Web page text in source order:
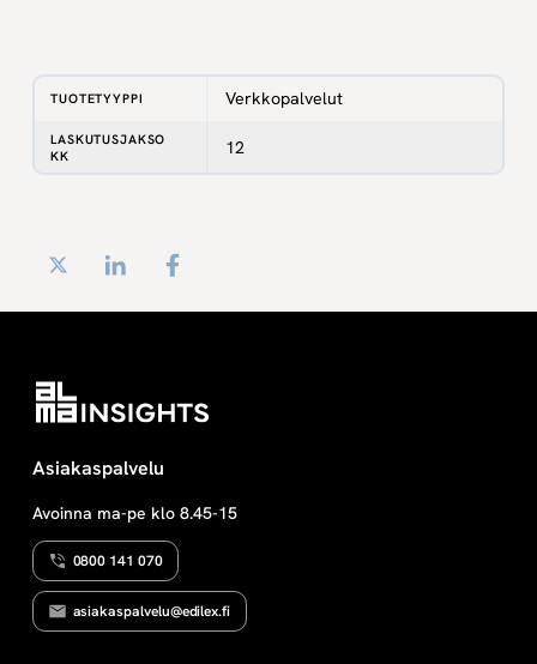
TUOTETYYPPI Verkkopalvelut
LASKUTUSJAKSO
KK
12
Twitter LinkedIn
Asiakaspalvelu
Avoinna ma-pe klo 8.45-15
0800 141 070
asiakaspalvelu@edilex.fi